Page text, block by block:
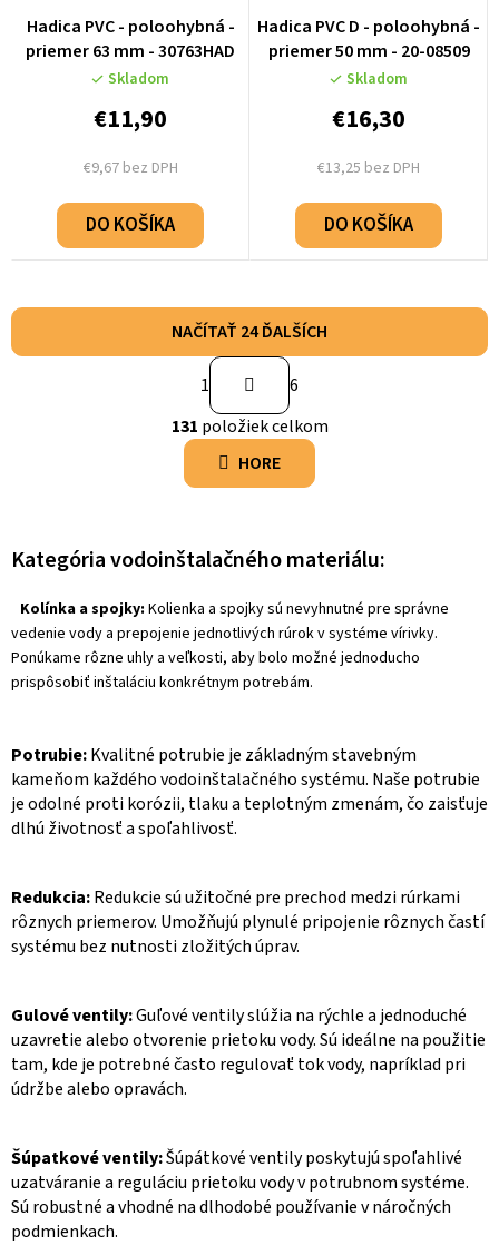
Hadica PVC - poloohybná -
priemer 63 mm - 30763HAD
Skladom
€9,67 bez DPH
€11,90
DO KOŠÍKA
Hadica PVC D - poloohybná -
priemer 50 mm - 20-08509
Skladom
€13,25 bez DPH
€16,30
DO KOŠÍKA
O
v
l
á
a
c
i
e
p
r
y
v
ý
s
u
NAČÍTAŤ 24 ĎALŠÍCH
S
t
r
á
n
v
n
i
e
1
6
131 položiek celkom
HORE
Kategória vodoinštalačného materiálu:
Kolínka a spojky: Kolienka a spojky sú nevyhnutné pre správne
vedenie vody a prepojenie jednotlivých rúrok v systéme vírivky.
Ponúkame rôzne uhly a veľkosti, aby bolo možné jednoducho
prispôsobiť inštaláciu konkrétnym potrebám.
Potrubie:Kvalitné potrubie je základným stavebným
kameňom každého vodoinštalačného systému. Naše potrubie
je odolné proti korózii, tlaku a teplotným zmenám, čo zaisťuje
dlhú životnosť a spoľahlivosť.
Redukcia:Redukcie sú užitočné pre prechod medzi rúrkami
rôznych priemerov. Umožňujú plynulé pripojenie rôznych častí
systému bez nutnosti zložitých úprav.
Gulové ventily:Guľové ventily slúžia na rýchle a jednoduché
uzavretie alebo otvorenie prietoku vody. Sú ideálne na použitie
tam, kde je potrebné často regulovať tok vody, napríklad pri
údržbe alebo opravách.
Šúpatkové ventily:Šúpátkové ventily poskytujú spoľahlivé
uzatváranie a reguláciu prietoku vody v potrubnom systéme.
Sú robustné a vhodné na dlhodobé používanie v náročných
podmienkach.